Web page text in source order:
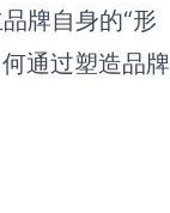
牌自身的“形
通过塑造品牌